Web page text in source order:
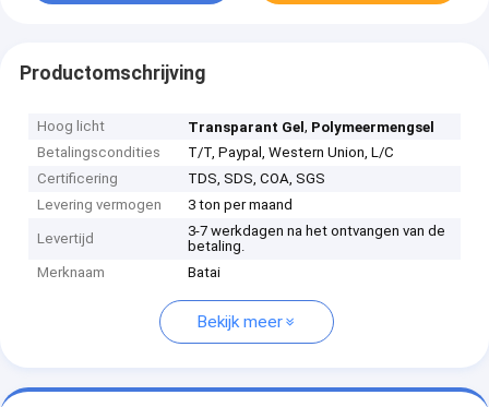
Productomschrijving
Hoog licht Transparant Gel, Polymeermengsel
Betalingscondities
T/T, Paypal, Western Union, L/C
Certificering
TDS, SDS, COA, SGS
Levering vermogen
3 ton per maand
Levertijd
3-7 werkdagen na het ontvangen van de
betaling.
Merknaam
Batai
Bekijk meer